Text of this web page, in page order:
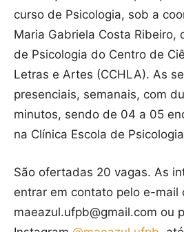
curso de Psicologia, sob a
Maria Gabriela Costa Ribeiro,
de Psicologia do Centro de
Letras e Artes (CCHLA). As
presenciais, semanais, com
minutos, sendo de 04 a 05
na Clínica Escola de
São ofertadas 20 vagas. As
entrar em contato pelo e-mail
maeazul.ufpb@gmail.com ou